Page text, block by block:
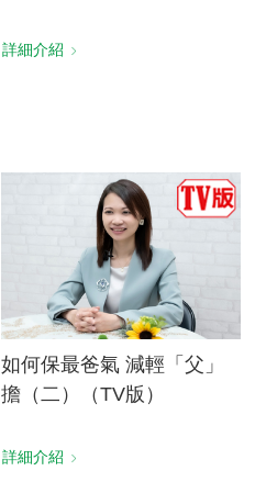
詳細介紹
如何保最爸氣 減輕「父」
擔（二）（TV版）
詳細介紹